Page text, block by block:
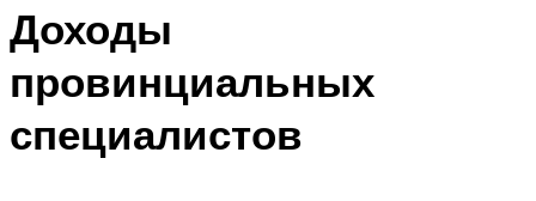
Доходы
провинциальных
специалистов